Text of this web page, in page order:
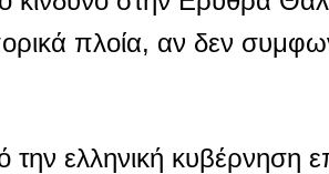
πλοία, αν δεν
ελληνική κυβέρνηση